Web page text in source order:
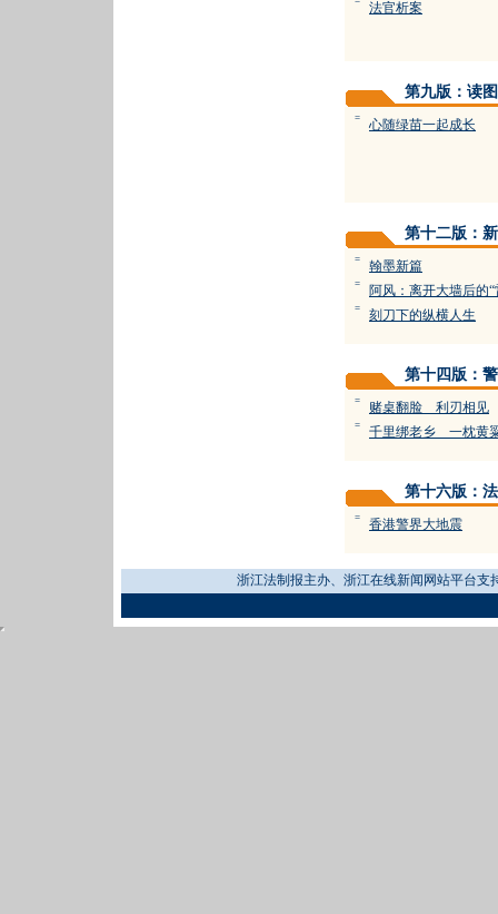
法官析案
第九版：读图
= 心随绿苗一起成长
第十二版：
= 翰墨新篇
= 阿风：离开大墙后的“
= 刻刀下的纵横人生
第十四版：
= 赌桌翻脸 利刃相见
= 千里绑老乡 一枕黄
第十六版：
= 香港警界大地震
浙江法制报主办、浙江在线新闻网站平台